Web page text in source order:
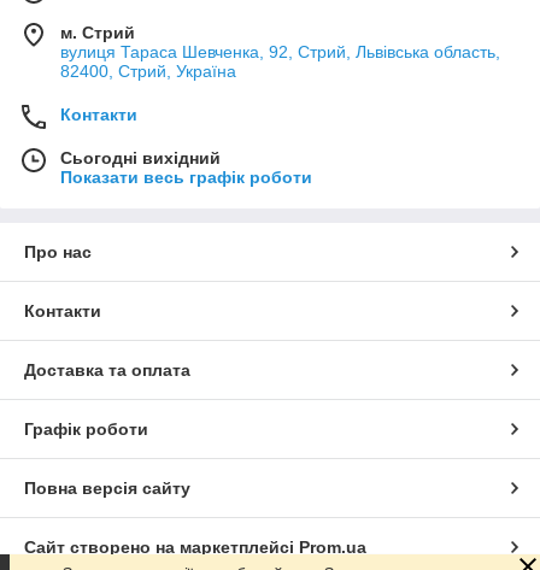
м. Стрий
вулиця Тараса Шевченка, 92, Стрий, Львівська область,
82400, Стрий, Україна
Контакти
Сьогодні вихідний
Показати весь графік роботи
Про нас
Контакти
Доставка та оплата
Графік роботи
Повна версія сайту
Сайт створено на маркетплейсі Prom.ua